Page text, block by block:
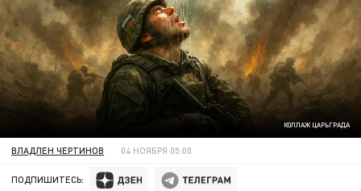
КОЛЛАЖ ЦАРЬГРАДА
ВЛАДЛЕН ЧЕРТИНОВ 04 НОЯБРЯ 05:00
ПОДПИШИТЕСЬ: